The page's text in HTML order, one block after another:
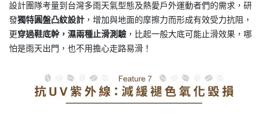
設計團隊考量到台灣多雨天氣型態及熱愛戶外運動者們的需求，研
發獨特圓盤凸紋設計 ，增加與地面的摩擦力而形成有效受力抗阻，
更穿過鞋底幹，濕兩種止滑測驗 ，比起一般大底可能止滑效果，哪
怕是雨天出門，也不用擔心走路易滑！